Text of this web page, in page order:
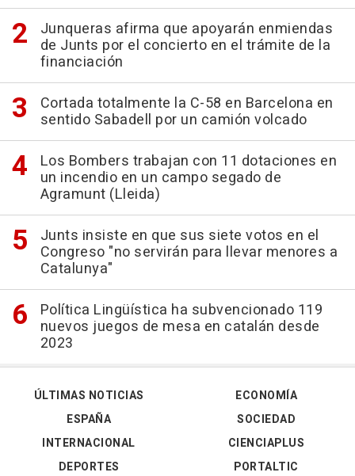
Junqueras afirma que apoyarán enmiendas
de Junts por el concierto en el trámite de la
financiación
Cortada totalmente la C-58 en Barcelona en
sentido Sabadell por un camión volcado
Los Bombers trabajan con 11 dotaciones en
un incendio en un campo segado de
Agramunt (Lleida)
Junts insiste en que sus siete votos en el
Congreso "no servirán para llevar menores a
Catalunya"
Política Lingüística ha subvencionado 119
nuevos juegos de mesa en catalán desde
2023
ÚLTIMAS NOTICIAS
ESPAÑA
INTERNACIONAL
DEPORTES
ECONOMÍA
SOCIEDAD
CIENCIAPLUS
PORTALTIC